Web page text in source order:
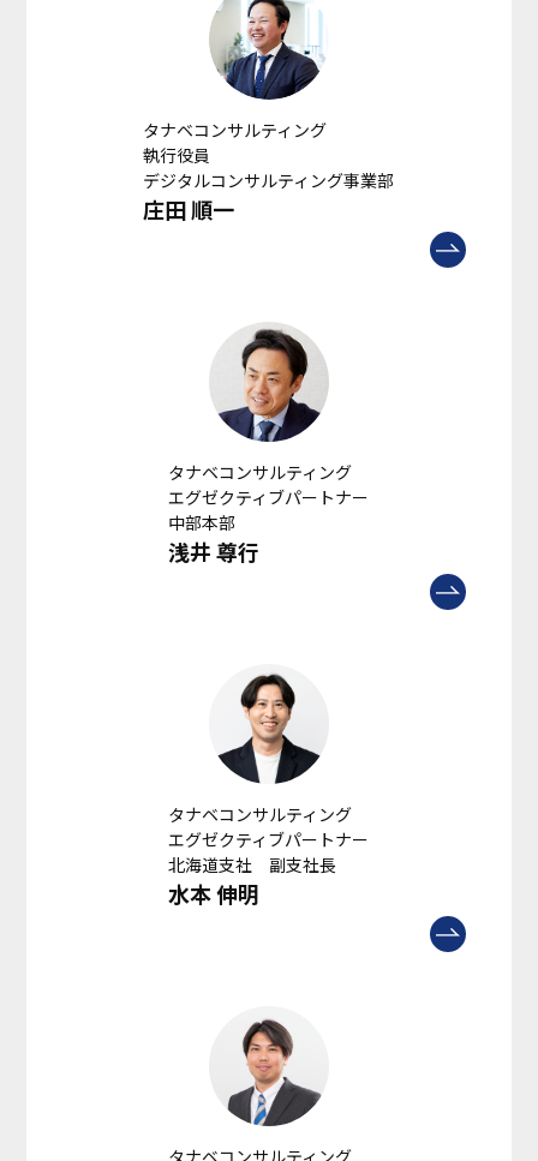
タナベコンサルティング
執行役員
デジタルコンサルティング事業部
庄田 順一
タナベコンサルティング
エグゼクティブパートナー
中部本部
浅井 尊行
タナベコンサルティング
エグゼクティブパートナー
北海道支社 副支社長
水本 伸明
タナベコンサルティング